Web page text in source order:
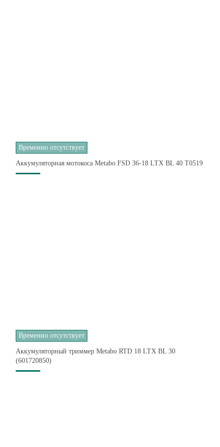
Временно отсутствует
Аккумуляторная мотокоса Metabo FSD 36-18 LTX BL 40 T0519
Временно отсутствует
Аккумуляторный триммер Metabo RTD 18 LTX BL 30
(601720850)